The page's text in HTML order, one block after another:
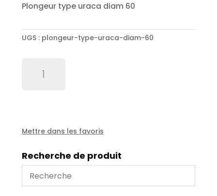
Plongeur type uraca diam 60
UGS : plongeur-type-uraca-diam-60
Mettre dans les favoris
Recherche de produit